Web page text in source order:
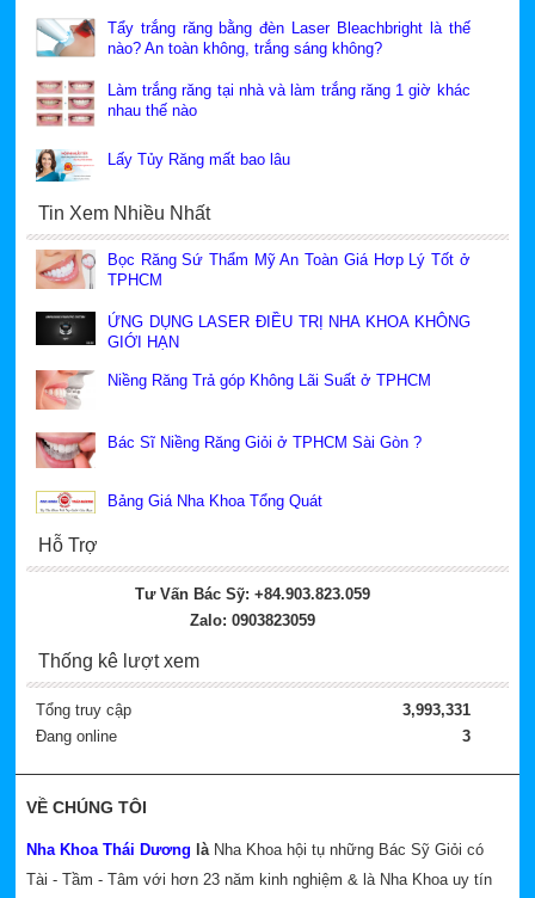
Tẩy trắng răng bằng đèn Laser Bleachbright là thế
nào? An toàn không, trắng sáng không?
Làm trắng răng tại nhà và làm trắng răng 1 giờ khác
nhau thế nào
Lấy Tủy Răng mất bao lâu
Tin Xem Nhiều Nhất
Bọc Răng Sứ Thẩm Mỹ An Toàn Giá Hơp Lý Tốt ở
TPHCM
ỨNG DỤNG LASER ĐIỀU TRỊ NHA KHOA KHÔNG
GIỚI HẠN
Niềng Răng Trả góp Không Lãi Suất ở TPHCM
Bác Sĩ Niềng Răng Giỏi ở TPHCM Sài Gòn ?
Bảng Giá Nha Khoa Tổng Quát
Hỗ Trợ
Tư Vấn Bác Sỹ: +84.903.823.059
Zalo: 0903823059
Thống kê lượt xem
Tổng truy cập
3,993,331
Đang online
3
VỀ CHÚNG TÔI
Nha Khoa Thái Dương là Nha Khoa hội tụ những Bác Sỹ Giỏi có
Tài - Tầm - Tâm với hơn 23 năm kinh nghiệm & là Nha Khoa uy tín